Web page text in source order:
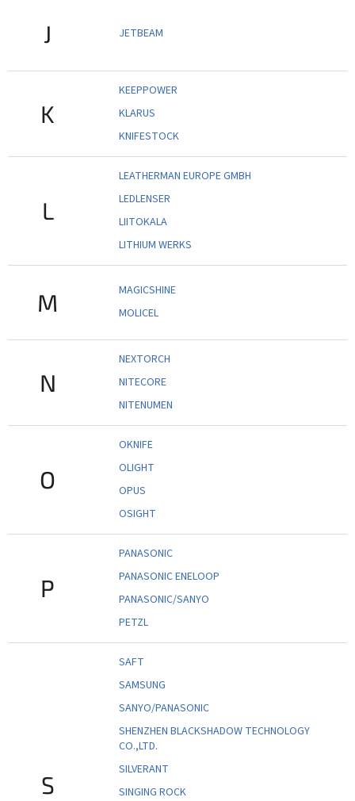
J JETBEAM
K
KEEPPOWER
KLARUS
KNIFESTOCK
L
LEATHERMAN EUROPE GMBH
LEDLENSER
LIITOKALA
LITHIUM WERKS
M
MAGICSHINE
MOLICEL
N
NEXTORCH
NITECORE
NITENUMEN
O
OKNIFE
OLIGHT
OPUS
OSIGHT
P
PANASONIC
PANASONIC ENELOOP
PANASONIC/SANYO
PETZL
S
SAFT
SAMSUNG
SANYO/PANASONIC
SHENZHEN BLACKSHADOW TECHNOLOGY
CO.,LTD.
SILVERANT
SINGING ROCK